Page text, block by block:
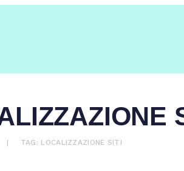
TAG: LOCALIZZAZIONE SITI